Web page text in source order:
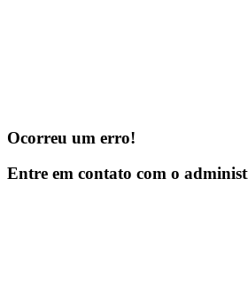
Ocorreu um erro!
Entre em contato com o